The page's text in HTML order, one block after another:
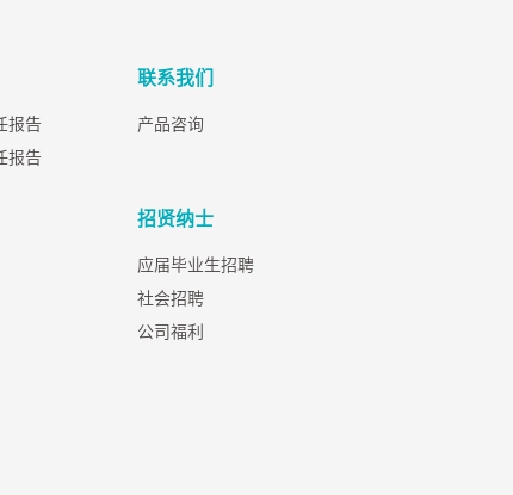
报告
报告
联系我们
产品咨询
招贤纳士
应届毕业生招聘
社会招聘
公司福利